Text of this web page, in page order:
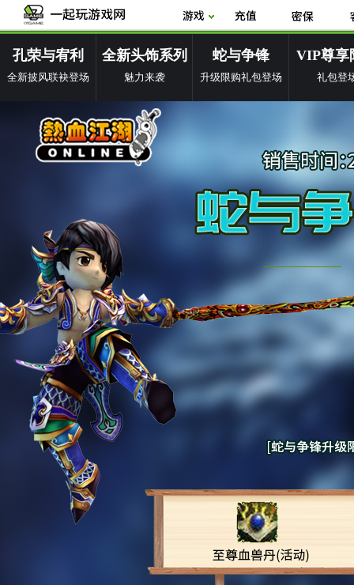
孔荣与宥利
全新披风联袂登场
全新头饰系列
魅力来袭
蛇与争锋
升级限购礼包登场
VIP尊享
礼包登